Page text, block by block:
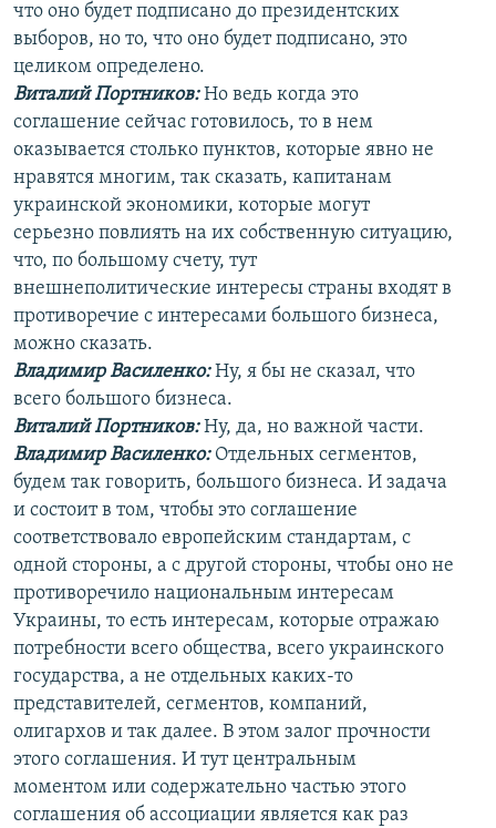
что оно будет подписано до президентских
выборов, но то, что оно будет подписано, это
целиком определено.
Виталий Портников:Но ведь когда это
соглашение сейчас готовилось, то в нем
оказывается столько пунктов, которые явно не
нравятся многим, так сказать, капитанам
украинской экономики, которые могут
серьезно повлиять на их собственную ситуацию,
что, по большому счету, тут
внешнеполитические интересы страны входят в
противоречие с интересами большого бизнеса,
можно сказать.
Владимир Василенко:Ну, я бы не сказал, что
всего большого бизнеса.
Виталий Портников:Ну, да, но важной части.
Владимир Василенко:Отдельных сегментов,
будем так говорить, большого бизнеса. И задача
и состоит в том, чтобы это соглашение
соответствовало европейским стандартам, с
одной стороны, а с другой стороны, чтобы оно не
противоречило национальным интересам
Украины, то есть интересам, которые отражаю
потребности всего общества, всего украинского
государства, а не отдельных каких-то
представителей, сегментов, компаний,
олигархов и так далее. В этом залог прочности
этого соглашения. И тут центральным
моментом или содержательно частью этого
соглашения об ассоциации является как раз